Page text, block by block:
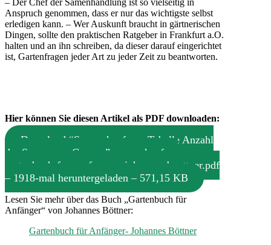
Anspruch genommen, dass er nur das wichtigste selbst
erledigen kann. – Wer Auskunft braucht in gärtnerischen
Dingen, sollte den praktischen Ratgeber in Frankfurt a.O.
halten und an ihn schreiben, da dieser darauf eingerichtet
ist, Gartenfragen jeder Art zu jeder Zeit zu beantworten.
Hier können Sie diesen Artikel als PDF downloaden:
Download “Samen kaufen – Tabelle Anzahl
der Samen pro Gramm”
samen-kaufen-
gartenbuch-fuer-anfaenger-johannes-boettner.pdf
– 1918-mal heruntergeladen – 571,15 KB
Lesen Sie mehr über das Buch „Gartenbuch für
Anfänger“ von Johannes Böttner:
Gartenbuch für Anfänger- Johannes Böttner